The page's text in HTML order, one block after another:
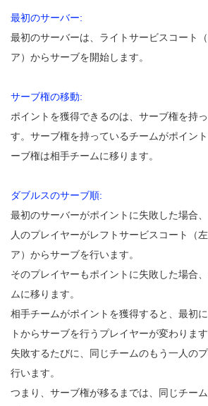
最初のサーバー:
最初のサーバーは、ライトサービスコート
ア）からサーブを開始します。
サーブ権の移動:
ポイントを獲得できるのは、サーブ権を持
す。サーブ権を持っているチームがポイン
ーブ権は相手チームに移ります。
ダブルスのサーブ順:
最初のサーバーがポイントに失敗した場合
人のプレイヤーがレフトサービスコート（
ア）からサーブを行います。
そのプレイヤーもポイントに失敗した場合
ムに移ります。
相手チームがポイントを獲得すると、最初
トからサーブを行うプレイヤーが変わりま
失敗するたびに、同じチームのもう一人の
行います。
つまり、サーブ権が移るまでは、同じチー